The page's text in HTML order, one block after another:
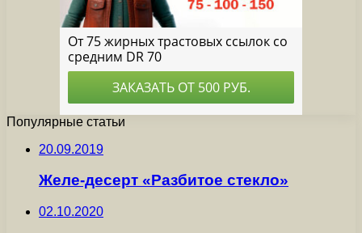
Популярные статьи
20.09.2019
Желе-десерт «Разбитое стекло»
02.10.2020